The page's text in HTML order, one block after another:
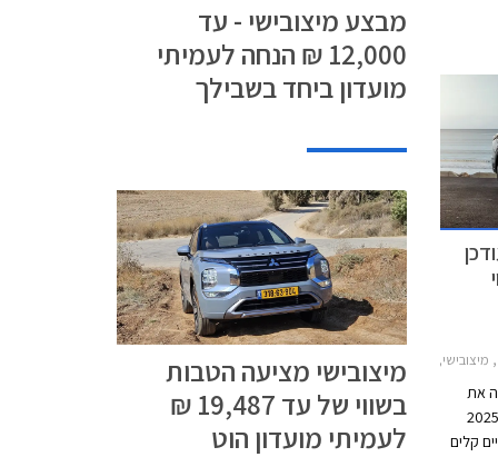
המעודכן
2025, מיצובישי אאוטלנדר 2025-2026מחירון רכב
את
7 מושבים מיצובישי אאוטלנדר 2025
קלים
מבצע מיצובישי - עד
12,000 ₪ הנחה לעמיתי
מועדון ביחד בשבילך
מיצובישי מציעה הטבות
בשווי של עד 19,487 ₪
לעמיתי מועדון הוט